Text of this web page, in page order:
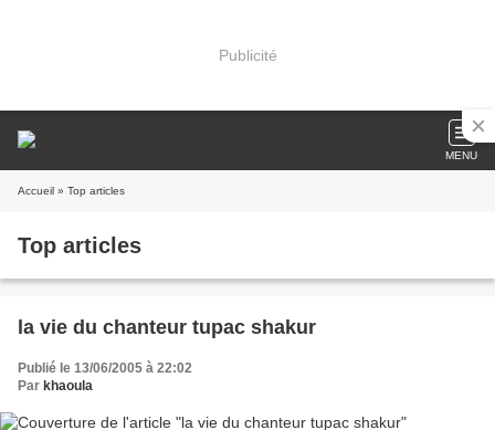
Publicité
MENU
Accueil » Top articles
Top articles
la vie du chanteur tupac shakur
Publié le 13/06/2005 à 22:02
Par khaoula